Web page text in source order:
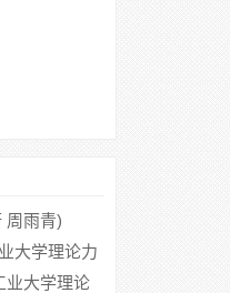
周雨青)
大学理论力
业大学理论